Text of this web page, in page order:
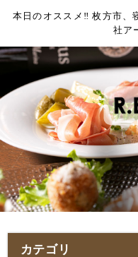
本日のオススメ‼︎ 枚方市、
社ア
カテゴリ